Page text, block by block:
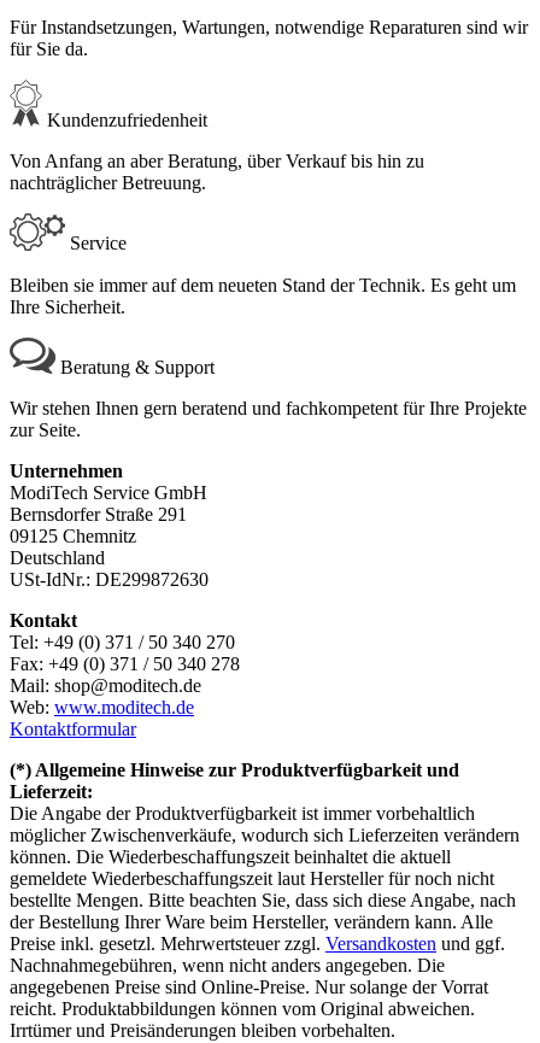
Für Instandsetzungen, Wartungen, notwendige Reparaturen sind wir
für Sie da.
Kundenzufriedenheit
Von Anfang an aber Beratung, über Verkauf bis hin zu
nachträglicher Betreuung.
Service
Bleiben sie immer auf dem neueten Stand der Technik. Es geht um
Ihre Sicherheit.
Beratung & Support
Wir stehen Ihnen gern beratend und fachkompetent für Ihre Projekte
zur Seite.
Unternehmen
ModiTech Service GmbH
Bernsdorfer Straße 291
09125 Chemnitz
Deutschland
USt-IdNr.: DE299872630
Kontakt
Tel: +49 (0) 371 / 50 340 270
Fax: +49 (0) 371 / 50 340 278
Mail: shop@moditech.de
Web: www.moditech.de
Kontaktformular
(*) Allgemeine Hinweise zur Produktverfügbarkeit und
Lieferzeit:
Die Angabe der Produktverfügbarkeit ist immer vorbehaltlich
möglicher Zwischenverkäufe, wodurch sich Lieferzeiten verändern
können. Die Wiederbeschaffungszeit beinhaltet die aktuell
gemeldete Wiederbeschaffungszeit laut Hersteller für noch nicht
bestellte Mengen. Bitte beachten Sie, dass sich diese Angabe, nach
der Bestellung Ihrer Ware beim Hersteller, verändern kann. Alle
Preise inkl. gesetzl. Mehrwertsteuer zzgl. Versandkosten und ggf.
Nachnahmegebühren, wenn nicht anders angegeben. Die
angegebenen Preise sind Online-Preise. Nur solange der Vorrat
reicht. Produktabbildungen können vom Original abweichen.
Irrtümer und Preisänderungen bleiben vorbehalten.